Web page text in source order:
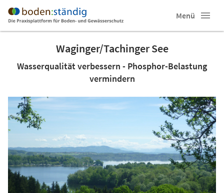
Menü
Waginger/Tachinger See
Wasserqualität verbessern - Phosphor-Belastung
vermindern